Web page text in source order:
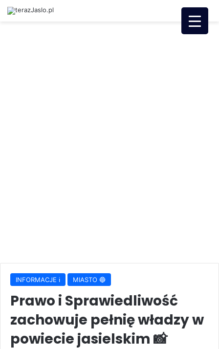
INFORMACJE ℹ️ MIASTO 🔵
Prawo i Sprawiedliwość
zachowuje pełnię władzy w
powiecie jasielskim 📸